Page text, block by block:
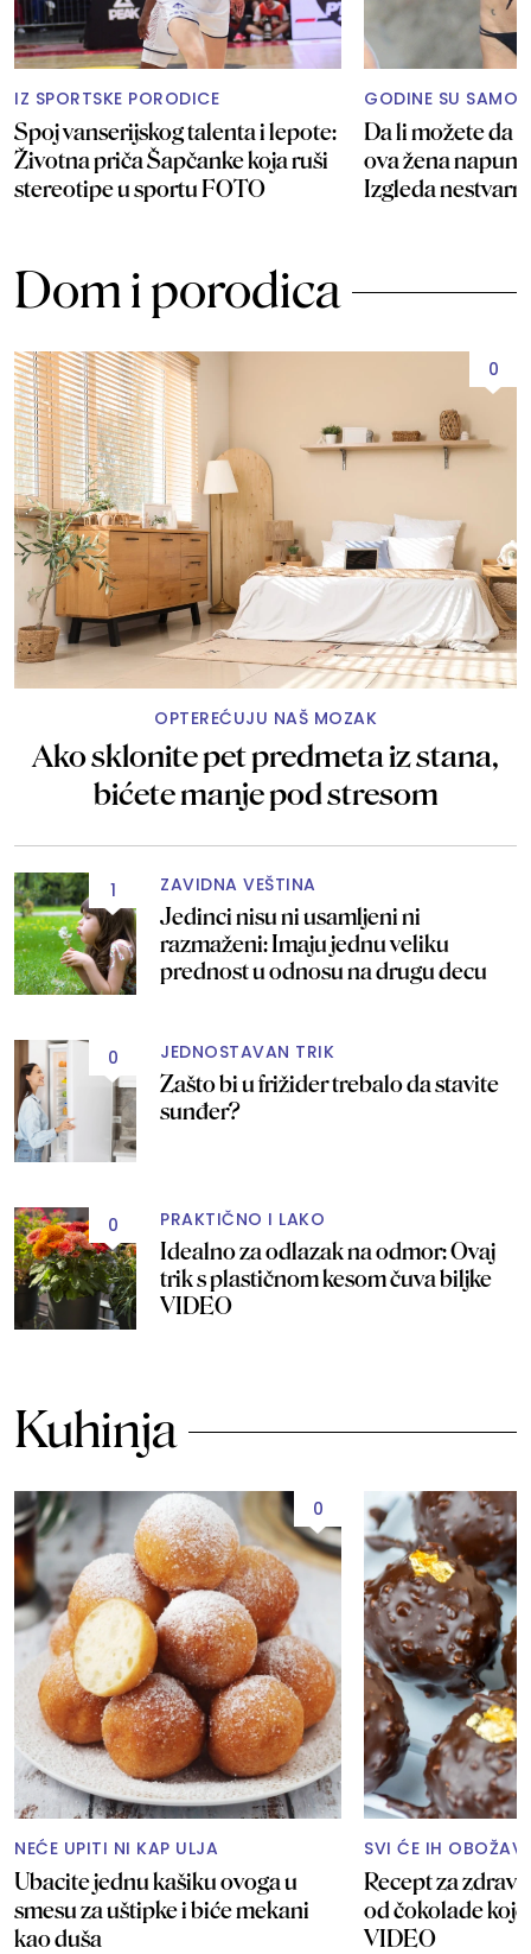
IZ SPORTSKE PORODICE
Spoj vanserijskog talenta i lepote:
Životna priča Šapčanke koja ruši
stereotipe u sportu FOTO
GODINE SU SAMO
Da li možete da
ova žena
Izgleda
Dom i porodica
0
OPTEREĆUJU NAŠ MOZAK
Ako sklonite pet predmeta iz stana,
bićete manje pod stresom
1 ZAVIDNA VEŠTINA
Jedinci nisu ni usamljeni ni
razmaženi: Imaju jednu veliku
prednost u odnosu na drugu decu
0 JEDNOSTAVAN TRIK
Zašto bi u frižider trebalo da stavite
sunđer?
0 PRAKTIČNO I LAKO
Idealno za odlazak na odmor: Ovaj
trik s plastičnom kesom čuva biljke
VIDEO
Kuhinja
0
NEĆE UPITI NI KAP ULJA
Ubacite jednu kašiku ovoga u
smesu za uštipke i biće mekani
kao duša
SVI ĆE IH
Recept za
od čokolade
VIDEO